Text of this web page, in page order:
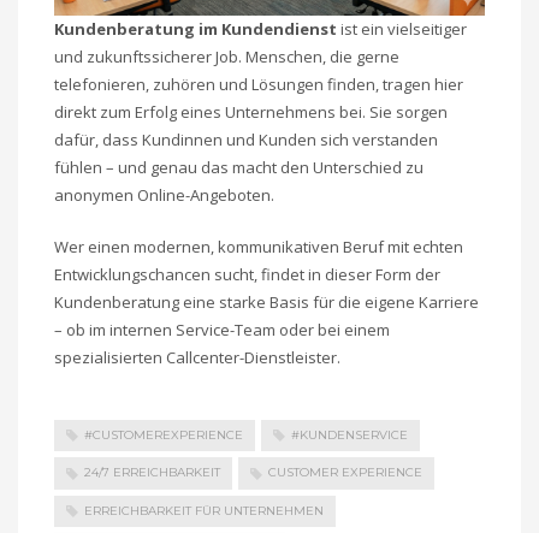
Kundenberatung im Kundendienst ist ein vielseitiger
und zukunftssicherer Job. Menschen, die gerne
telefonieren, zuhören und Lösungen finden, tragen hier
direkt zum Erfolg eines Unternehmens bei. Sie sorgen
dafür, dass Kundinnen und Kunden sich verstanden
fühlen – und genau das macht den Unterschied zu
anonymen Online-Angeboten.
Wer einen modernen, kommunikativen Beruf mit echten
Entwicklungschancen sucht, findet in dieser Form der
Kundenberatung eine starke Basis für die eigene Karriere
– ob im internen Service-Team oder bei einem
spezialisierten Callcenter-Dienstleister.
#CUSTOMEREXPERIENCE #KUNDENSERVICE
24/7 ERREICHBARKEIT CUSTOMER EXPERIENCE
ERREICHBARKEIT FÜR UNTERNEHMEN